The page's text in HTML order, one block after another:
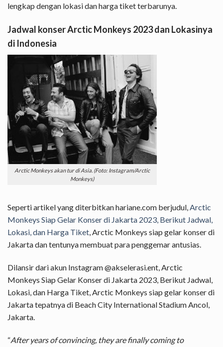
lengkap dengan lokasi dan harga tiket terbarunya.
Jadwal konser Arctic Monkeys 2023 dan Lokasinya
di Indonesia
Arctic Monkeys akan tur di Asia. (Foto: Instagram/Arctic
Monkeys)
Seperti artikel yang diterbitkan hariane.com berjudul,Arctic
Monkeys Siap Gelar Konser di Jakarta 2023, Berikut Jadwal,
Lokasi, dan Harga Tiket, Arctic Monkeys siap gelar konser di
Jakarta dan tentunya membuat para penggemar antusias.
Dilansir dari akun Instagram @akselerasi.ent, Arctic
Monkeys Siap Gelar Konser di Jakarta 2023, Berikut Jadwal,
Lokasi, dan Harga Tiket, Arctic Monkeys siap gelar konser di
Jakarta tepatnya di Beach City International Stadium Ancol,
Jakarta.
“After years of convincing, they are finally coming to